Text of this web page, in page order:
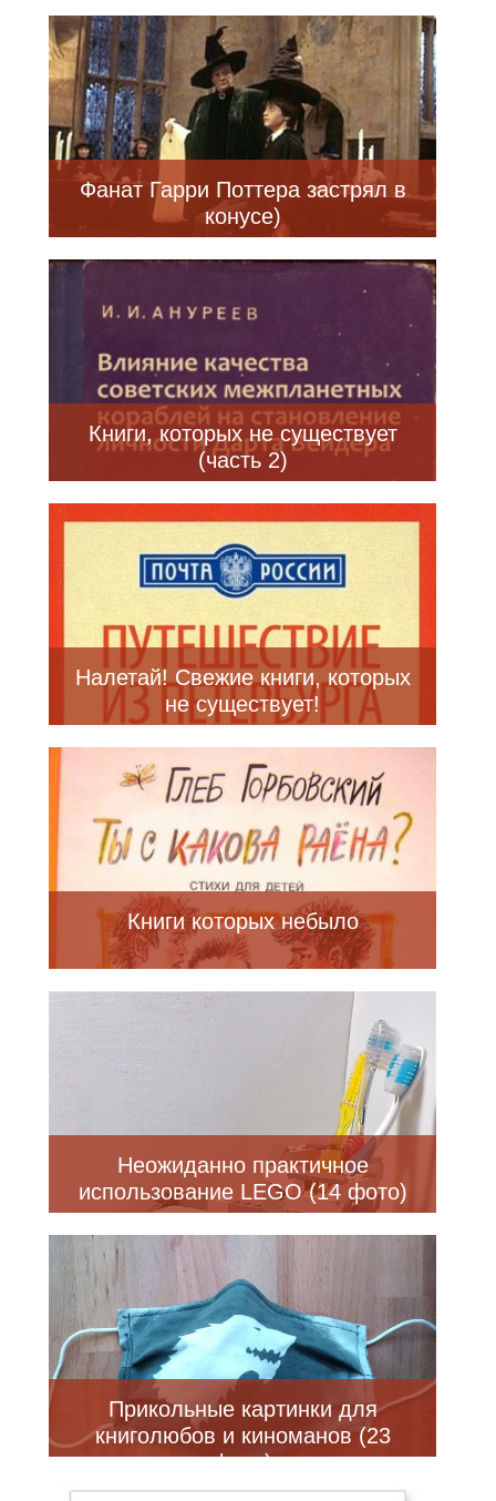
Фанат Гарри Поттера застрял в
конусе)
Книги, которых не существует
(часть 2)
Налетай! Свежие книги, которых
не существует!
Книги которых небыло
Неожиданно практичное
использование LEGO (14 фото)
Прикольные картинки для
книголюбов и киноманов (23
фото)